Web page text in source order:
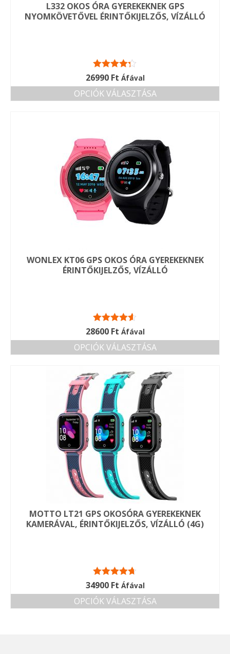
L332 OKOS ÓRA GYEREKEKNEK GPS
NYOMKÖVETŐVEL ÉRINTŐKIJELZŐS, VÍZÁLLÓ
Értékelés:
26990 Ft Áfával
OPCIÓK VÁLASZTÁSA
variációja
van.
A
változatok
a
termékoldalon
választhatók
WONLEX KT06 GPS OKOS ÓRA GYEREKEKNEK
ÉRINTŐKIJELZŐS, VÍZÁLLÓ
Értékelés:
28600 Ft Áfával
OPCIÓK VÁLASZTÁSA
a
terméknek
több
variációja
van.
A
változatok
a
termékoldalon
választhatók
ki
MOTTO LT21 GPS OKOSÓRA GYEREKEKNEK
KAMERÁVAL, ÉRINTŐKIJELZŐS, VÍZÁLLÓ (4G)
Értékelés:
34900 Ft Áfával
OPCIÓK VÁLASZTÁSA